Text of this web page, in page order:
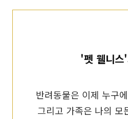
'펫 웰니스
반려동물은 이제 누구
그리고 가족은 나의 모